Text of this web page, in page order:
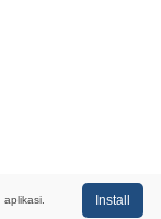
Install